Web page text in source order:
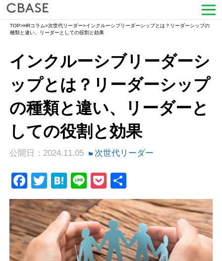
サービス
活用シーン
導入事例
セミナー情報
HRコラム
会社情報
よくある質問
資料請求(無料) お見積もり依頼
TOP>HRコラム>次世代リーダー>インクルーシブリーダーシップとは？リーダーシップの
種類と違い、リーダーとしての役割と効果
インクルーシブリーダーシ
ップとは？リーダーシップ
の種類と違い、リーダーと
しての役割と効果
公開日：2024.11.05 次世代リーダー
Facebook
Twitter
Hatena
LinePocket
有